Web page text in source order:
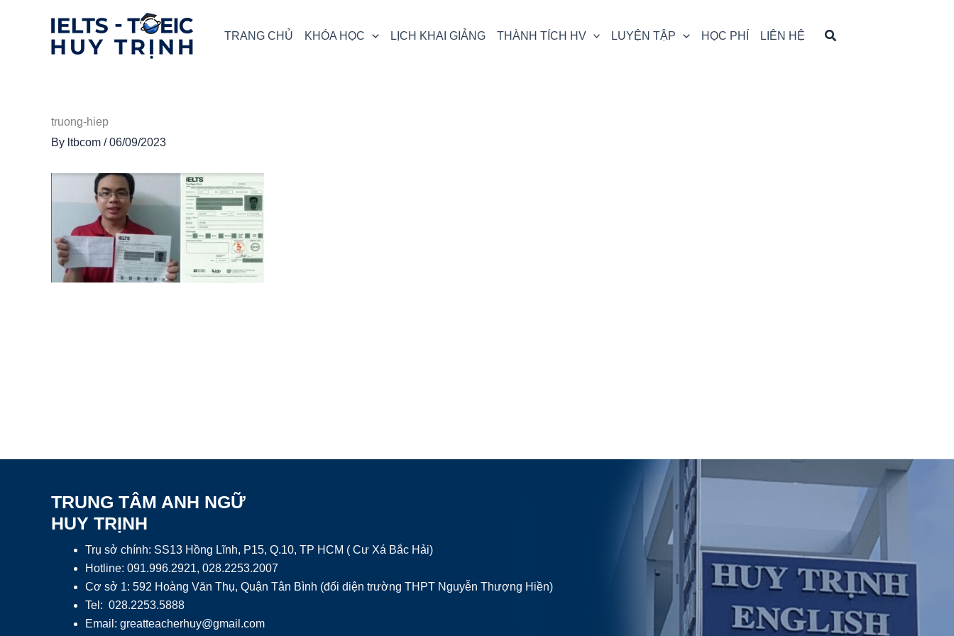
TRANG CHỦ KHÓA HỌC LỊCH KHAI GIẢNG THÀNH TÍCH HV LUYỆN TẬP HỌC PHÍ LIÊN HỆ
truong-hiep
By ltbcom /06/09/2023
TRUNG TÂM ANH NGỮ
HUY TRỊNH
Trụ sở chính: SS13 Hồng Lĩnh, P15, Q.10, TP HCM ( Cư Xá Bắc Hải)
Hotline: 091.996.2921, 028.2253.2007
Cơ sở 1: 592 Hoàng Văn Thụ, Quận Tân Bình (đối diện trường THPT Nguyễn Thượng Hiền)
Tel: 028.2253.5888
Email: greatteacherhuy@gmail.com